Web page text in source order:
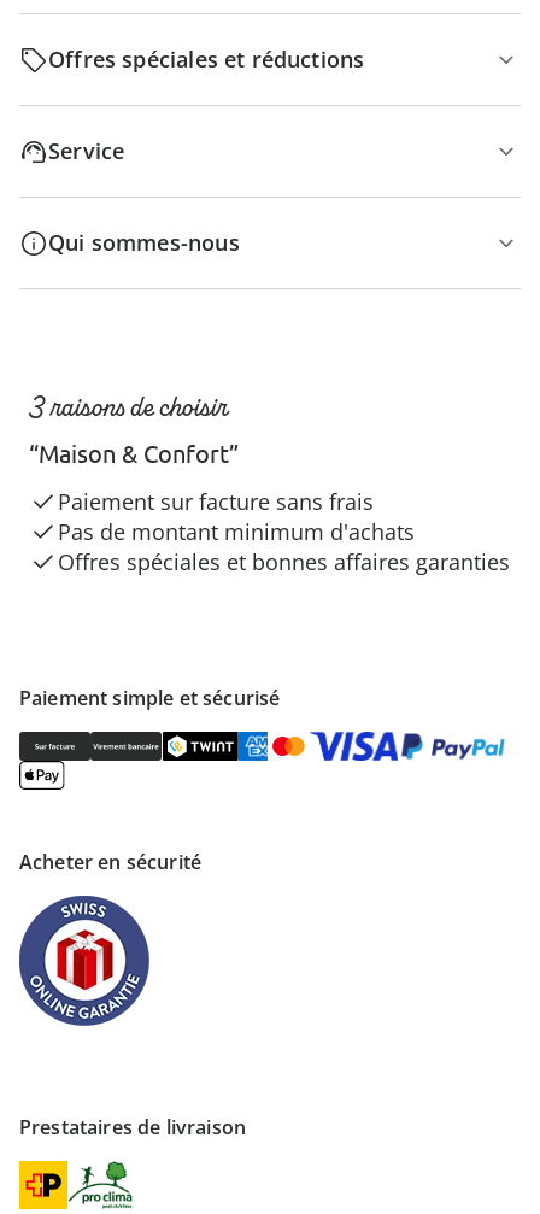
Offres spéciales et réductions
Service
Qui sommes-nous
Paiement simple et sécurisé
Acheter en sécurité
Prestataires de livraison
3 raisons de choisir
“Maison & Confort”
Paiement sur facture sans frais
Pas de montant minimum d'achats
Offres spéciales et bonnes affaires garanties